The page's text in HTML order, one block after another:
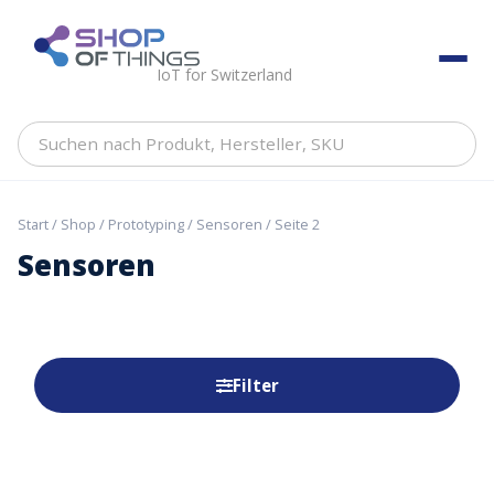
content ShopOfThings
IoT for Switzerland
Suchen
Hersteller,
Start/ Shop / Prototyping/ Sensoren / Seite 2
Sensoren
Filter